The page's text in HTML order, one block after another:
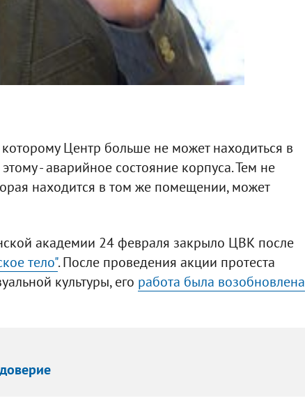
Центр больше не может находиться в
- аварийное состояние корпуса. Тем не
находится в том же помещении, может
академии 24 февраля закрыло ЦВК после
тело". После проведения акции протеста
культуры, его работа была возобновлена